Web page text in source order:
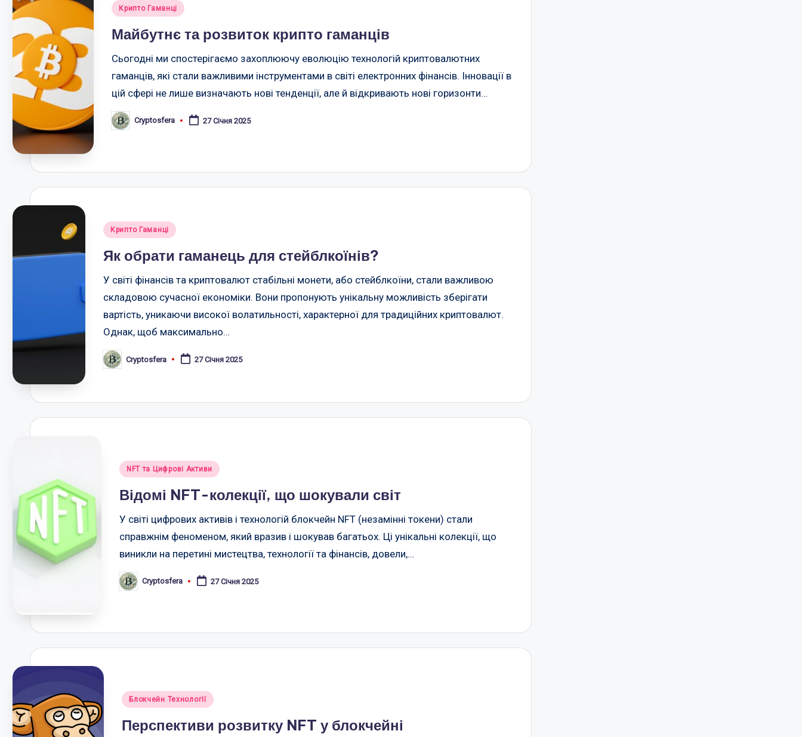
Опубліковано
Крипто Гаманці
Майбутнє та розвиток крипто гаманців
Сьогодні ми спостерігаємо захоплюючу еволюцію технологій криптовалютних
гаманців, які стали важливими інструментами в світі електронних фінансів. Інновації в
цій сфері не лише визначають нові тенденції, але й відкривають нові горизонти…
Опубліковано
Cryptosfera 27 Січня 2025
Опубліковано
Крипто Гаманці
Як обрати гаманець для стейблкоїнів?
У світі фінансів та криптовалют стабільні монети, або стейблкоїни, стали важливою
складовою сучасної економіки. Вони пропонують унікальну можливість зберігати
вартість, уникаючи високої волатильності, характерної для традиційних криптовалют.
Однак, щоб максимально…
Опубліковано
Cryptosfera 27 Січня 2025
Опубліковано
NFT та Цифрові Активи
Відомі NFT-колекції, що шокували світ
У світі цифрових активів і технологій блокчейн NFT (незамінні токени) стали
справжнім феноменом, який вразив і шокував багатьох. Ці унікальні колекції, що
виникли на перетині мистецтва, технології та фінансів, довели,…
Опубліковано
Cryptosfera 27 Січня 2025
Опубліковано
Блокчейн Технології
Перспективи розвитку NFT у блокчейні